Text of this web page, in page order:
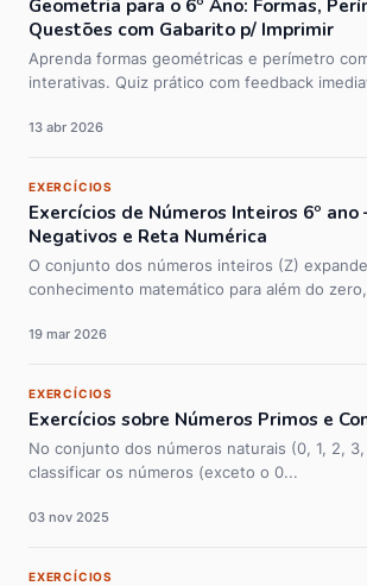
Geometria para o 6º Ano: Formas,
Questões com Gabarito p/ Imprimir
Aprenda formas geométricas e perímetro
interativas. Quiz prático com feedback
13 abr 2026
EXERCÍCIOS
Exercícios de Números Inteiros 6º
Negativos e Reta Numérica
O conjunto dos números inteiros (Z)
conhecimento matemático para além do
19 mar 2026
EXERCÍCIOS
Exercícios sobre Números Primos e
No conjunto dos números naturais (0, 1, 2,
classificar os números (exceto o 0...
03 nov 2025
EXERCÍCIOS